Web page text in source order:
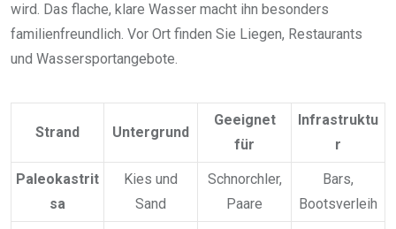
wird. Das flache, klare Wasser macht ihn besonders
familienfreundlich. Vor Ort finden Sie Liegen, Restaurants
und Wassersportangebote.
Strand Untergrund
Geeignet
für
Infrastruktu
r
Paleokastrit
sa
Kies und
Sand
Schnorchler,
Paare
Bars,
Bootsverleih